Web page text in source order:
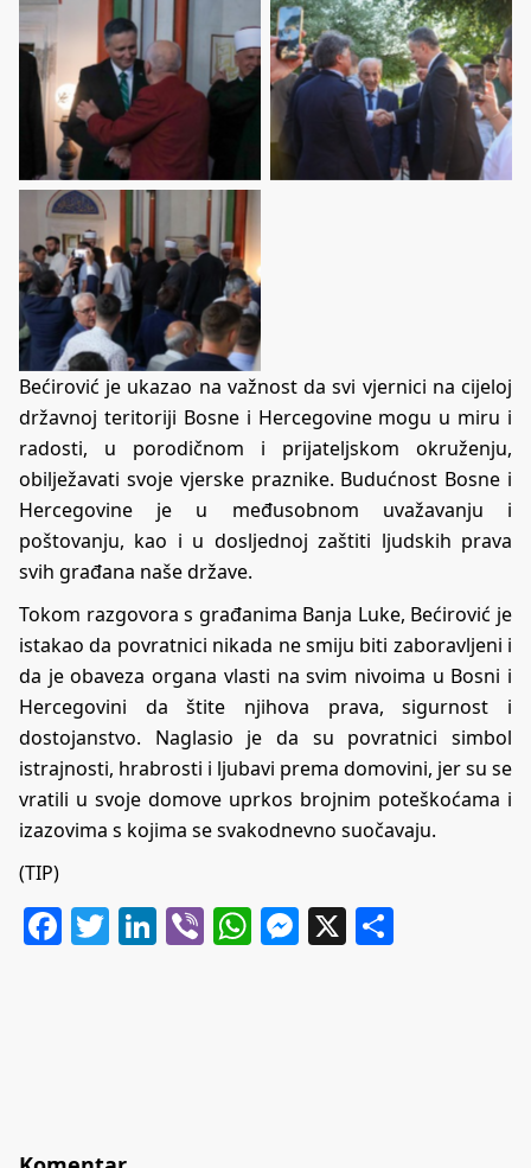
Bećirović je ukazao na važnost da svi vjernici na cijeloj
državnoj teritoriji Bosne i Hercegovine mogu u miru i
radosti, u porodičnom i prijateljskom okruženju,
obilježavati svoje vjerske praznike. Budućnost Bosne i
Hercegovine je u međusobnom uvažavanju i
poštovanju, kao i u dosljednoj zaštiti ljudskih prava
svih građana naše države.
Tokom razgovora s građanima Banja Luke, Bećirović je
istakao da povratnici nikada ne smiju biti zaboravljeni i
da je obaveza organa vlasti na svim nivoima u Bosni i
Hercegovini da štite njihova prava, sigurnost i
dostojanstvo. Naglasio je da su povratnici simbol
istrajnosti, hrabrosti i ljubavi prema domovini, jer su se
vratili u svoje domove uprkos brojnim poteškoćama i
izazovima s kojima se svakodnevno suočavaju.
(TIP)
Facebook
Twitter
LinkedIn
ViberWhatsApp
Messenger
X